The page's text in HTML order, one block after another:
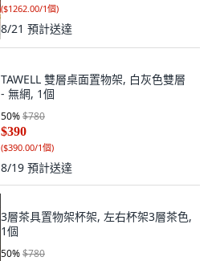
($1262.00/1個)
8/21 預計送達
TAWELL 雙層桌面置物架, 白灰色雙層
- 無網, 1個
50%$780
$390
($390.00/1個)
8/19 預計送達
3層茶具置物架杯架, 左右杯架3層茶色,
1個
50%$780